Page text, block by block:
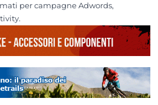
per campagne Adwords,